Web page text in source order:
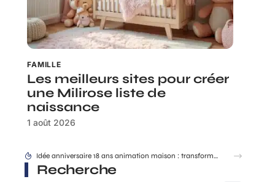
FAMILLE
Les meilleurs sites pour créer
une Milirose liste de
naissance
1 août 2026
Comment une dénonciation CAF mère isolée est traitée étape par étape ?
Recherche